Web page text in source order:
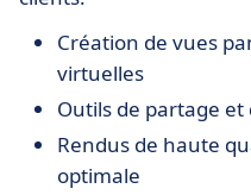
Création de vues
virtuelles
Outils de partage
Rendus de haute
optimale